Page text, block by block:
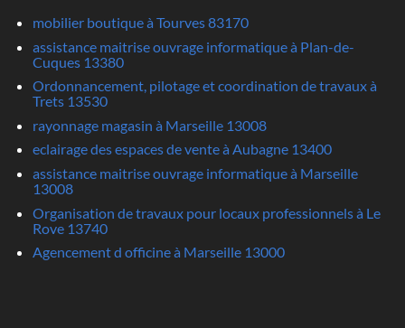
mobilier boutique à Tourves 83170
assistance maitrise ouvrage informatique à Plan-de-
Cuques 13380
Ordonnancement, pilotage et coordination de travaux à
Trets 13530
rayonnage magasin à Marseille 13008
eclairage des espaces de vente à Aubagne 13400
assistance maitrise ouvrage informatique à Marseille
13008
Organisation de travaux pour locaux professionnels à Le
Rove 13740
Agencement d officine à Marseille 13000